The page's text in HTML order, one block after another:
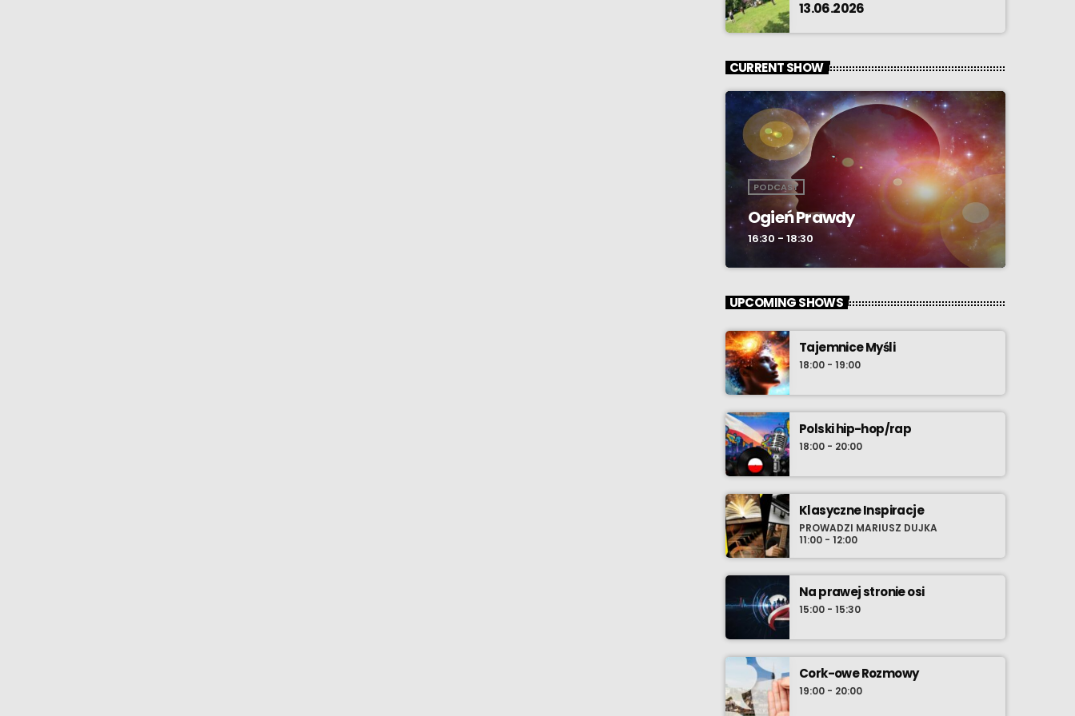
13.06.2026
CURRENT SHOW
PODCAST
Ogień Prawdy
16:30 - 18:30
UPCOMING SHOWS
Tajemnice Myśli
18:00 - 19:00
Polski hip-hop/rap
18:00 - 20:00
Klasyczne Inspiracje
PROWADZI MARIUSZ DUJKA
11:00 - 12:00
Na prawej stronie osi
15:00 - 15:30
Cork-owe Rozmowy
19:00 - 20:00